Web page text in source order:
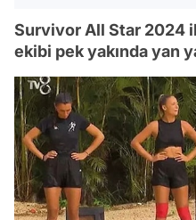
Survivor All Star 2024
ekibi pek yakında yan